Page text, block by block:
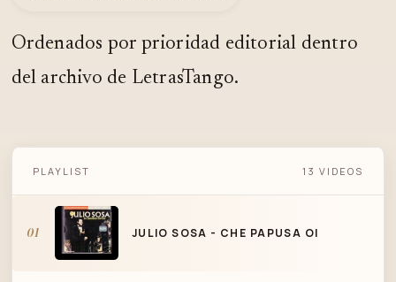
Ordenados por prioridad editorial dentro
del archivo de LetrasTango.
JULIO SOSA - CHE PAPUSA OI
PLAYLIST 13 VIDEOS
01 JULIO SOSA - CHE PAPUSA OI